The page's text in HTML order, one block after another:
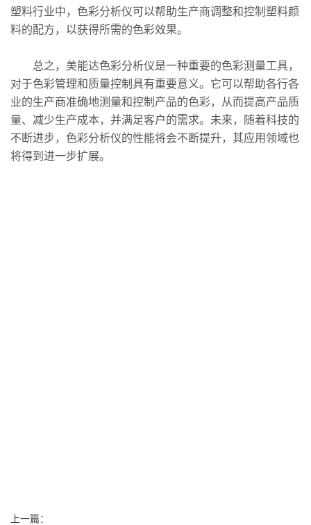
塑料行业中，色彩分析仪可以帮助生产商调整和控制塑料颜
料的配方，以获得所需的色彩效果。
总之，美能达色彩分析仪是一种重要的色彩测量工具，
对于色彩管理和质量控制具有重要意义。它可以帮助各行各
业的生产商准确地测量和控制产品的色彩，从而提高产品质
量、减少生产成本，并满足客户的需求。未来，随着科技的
不断进步，色彩分析仪的性能将会不断提升，其应用领域也
将得到进一步扩展。
上一篇：